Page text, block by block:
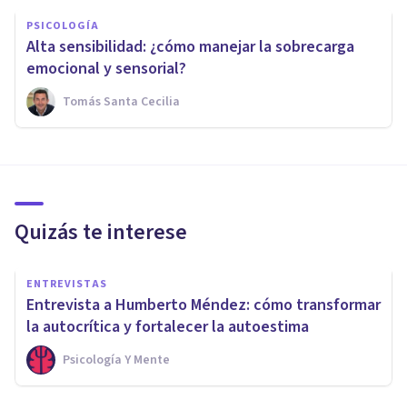
PSICOLOGÍA
Alta sensibilidad: ¿cómo manejar la sobrecarga
emocional y sensorial?
Tomás Santa Cecilia
Quizás te interese
ENTREVISTAS
Entrevista a Humberto Méndez: cómo transformar
la autocrítica y fortalecer la autoestima
Psicología Y Mente